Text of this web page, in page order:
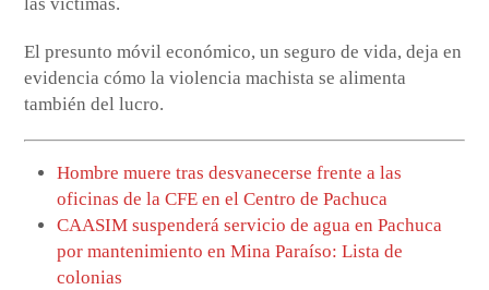
El presunto móvil económico, un seguro de vida, deja en
evidencia cómo la violencia machista se alimenta
también del lucro.
Hombre muere tras desvanecerse frente a las
oficinas de la CFE en el Centro de Pachuca
CAASIM suspenderá servicio de agua en Pachuca
por mantenimiento en Mina Paraíso: Lista de
colonias